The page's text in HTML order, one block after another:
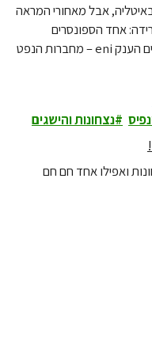
אבל מאחורי המראה
אחד הספונסרים
המרכזיים של המשחקים הוא תאגיד הדלקים הענק eni – מחברות הנפט
נצחונות והישגים
ואפילו אחד חם חם